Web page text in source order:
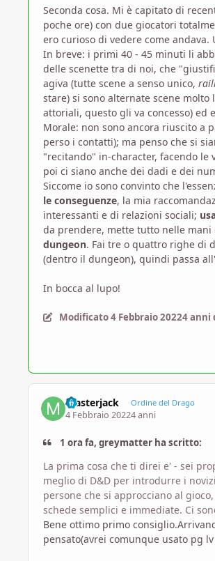
Seconda cosa. Mi è capitato di
poche ore) con due giocatori
ero curioso di vedere come
In breve: i primi 40 - 45 minuti li
delle scenette tra di noi, che
agiva (tutte scene a senso unico,
stare) si sono alternate scene
attoriali, questo gli va concesso) ed
Morale: non sono ancora riuscito a
perso i contatti); ma penso che si
"recitando" in-character, facendo
poi ci siano anche dei dadi e dei
Siccome io sono convinto che
le conseguenze, la mia
interessanti e di relazioni sociali;
da prendere, mette tutto nelle mani
dungeon. Fai tre o quattro righe di
(dentro il dungeon), quindi passa
In bocca al lupo!
Modificato4 Febbraio 20224 anni
masterjack Ordine del Drago
4 Febbraio 20224 anni
1 ora fa, greymatter ha scritto:
La prima cosa che ti direi e' - sei
meglio di D&D per introdurre i
persone che si approcciano al
schede semplici e immediate. Ci
Bene ottimo primo
pensato(avrei comunque usato pg